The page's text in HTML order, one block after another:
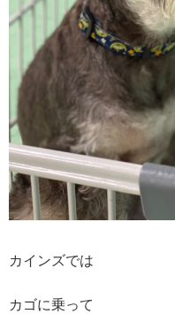
カインズでは
カゴに乗って